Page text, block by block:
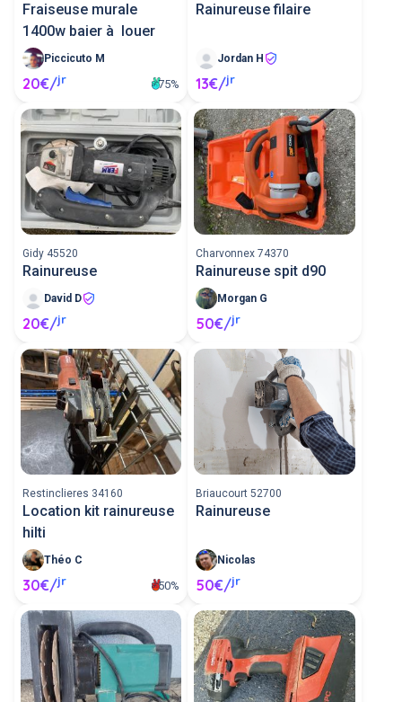
Fraiseuse murale
1400w baier à louer
Piccicuto M
20€/jr 75%
Rainureuse filaire
Jordan H
13€/jr
Gidy 45520
Rainureuse
David D
20€/jr
Charvonnex 74370
Rainureuse spit d90
Morgan G
50€/jr
Restinclieres 34160
Location kit rainureuse
hilti
Théo C
30€/jr 50%
Briaucourt 52700
Rainureuse
Nicolas
50€/jr